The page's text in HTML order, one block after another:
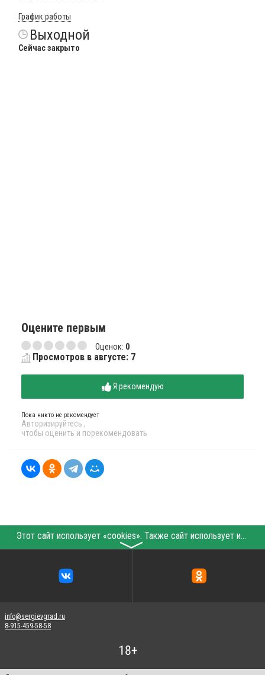
График работы
Выходной
Сейчас закрыто
Оцените первым
Оценок: 0
Просмотров в августе: 7
Я рекомендую
Пока никто не рекомендует
Авторизируйтесь ,
чтобы оценить и порекомендовать
Этот сайт использует «cookies». Также сайт использует интернет-сервис для сбора технических данных касательно посетителей с целью получения маркетинговой и статистической информации. Условия обработки данных посетителей сайта см.
〉
info@sergievgrad.ru
8-915-459-58-58